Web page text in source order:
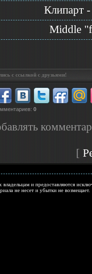
Клипарт
Middle
с ссылкой с друзьями!
: 0
[
и предоставляются
не несет и убытки не возмещает.